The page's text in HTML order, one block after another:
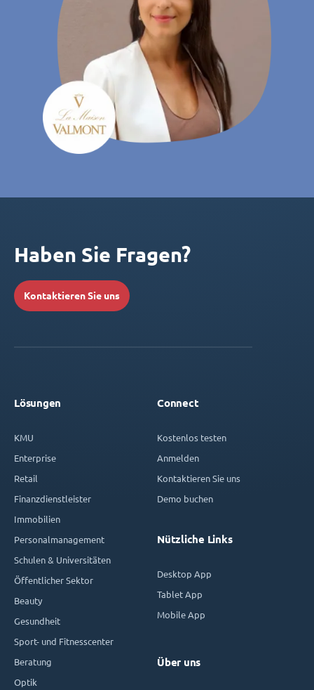
Haben Sie Fragen?
Kontaktieren Sie uns
Lösungen
KMU
Enterprise
Retail
Finanzdienstleister
Immobilien
Personalmanagement
Schulen & Universitäten
Öffentlicher Sektor
Beauty
Gesundheit
Sport- und Fitnesscenter
Beratung
Optik
Connect
Kostenlos testen
Anmelden
Kontaktieren Sie uns
Demo buchen
Nützliche Links
Desktop App
Tablet App
Mobile App
Über uns